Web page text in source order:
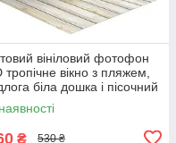
вініловий фотофон
тропічне вікно з пляжем,
біла дошка і пісочний
50×50 см, №58660
₴ 530 ₴